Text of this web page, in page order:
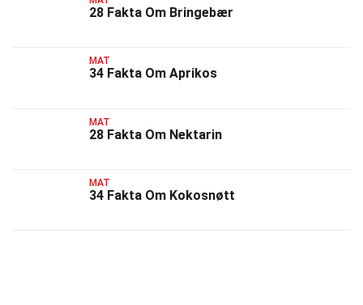
28 Fakta Om Bringebær
MAT
34 Fakta Om Aprikos
MAT
28 Fakta Om Nektarin
MAT
34 Fakta Om Kokosnøtt